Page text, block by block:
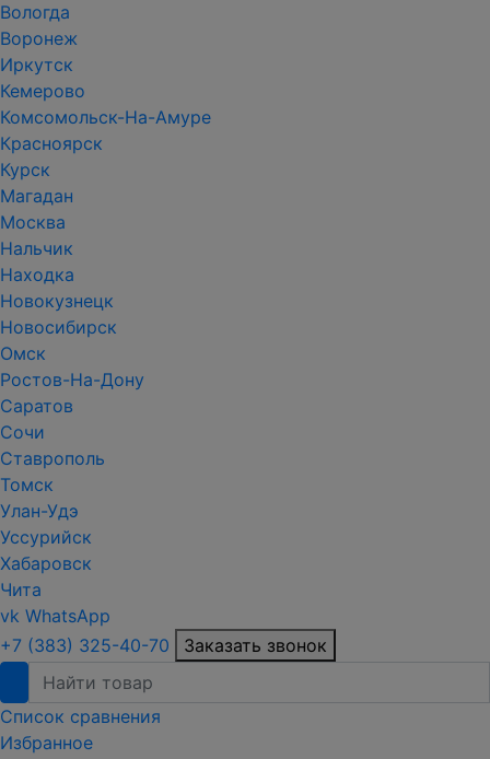
Вологда
Воронеж
Иркутск
Кемерово
Комсомольск-На-Амуре
Красноярск
Курск
Магадан
Москва
Нальчик
Находка
Новокузнецк
Новосибирск
Омск
Ростов-На-Дону
Саратов
Сочи
Ставрополь
Томск
Улан-Удэ
Уссурийск
Хабаровск
Чита
vk WhatsApp
+7 (383) 325-40-70
Заказать звонок
Список сравнения
Избранное